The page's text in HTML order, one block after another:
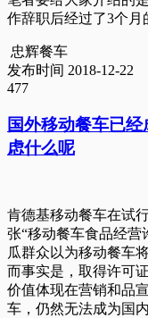
作辞职后经过了3个月
忠辉餐车
发布时间 2018-12-22
477
国外移动餐车已
虑什么呢
肯德基移动餐车在试
张“移动餐车食品经营
瓜群众以为移动餐车
而事实是，取得许可
价值体现在营销和品
车，仍然无法成为国